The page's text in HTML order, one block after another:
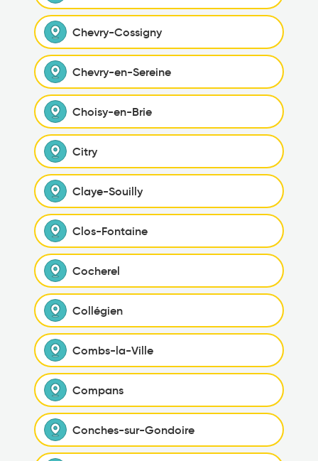
Chevry-Cossigny
Chevry-en-Sereine
Choisy-en-Brie
Citry
Claye-Souilly
Clos-Fontaine
Cocherel
Collégien
Combs-la-Ville
Compans
Conches-sur-Gondoire